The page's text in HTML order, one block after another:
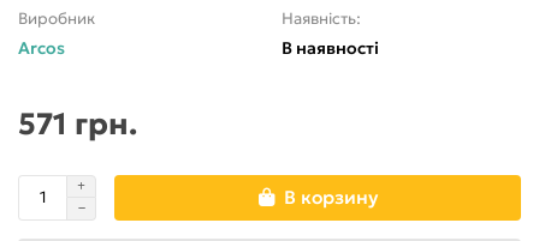
Виробник
Arcos
Наявність:
В наявності
571 грн.
В корзину